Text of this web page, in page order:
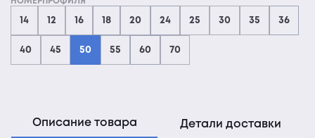
14 12 16 18 20 24 25 30 35 36
40 45 50 55 60 70
Описание товара Детали доставки